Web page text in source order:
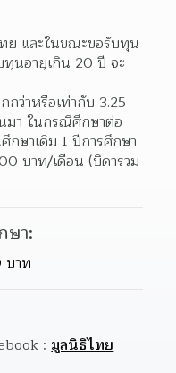
ย และในขณะขอรับทุน
ทุนอายุเกิน 20 ปี จะ
กว่าหรือเท่ากับ 3.25
มา ในกรณีศึกษาต่อ
กษาเดิม 1 ปีการศึกษา
บาท/เดือน (บิดารวม
ษา:
าท
: มูลนิธิไทย